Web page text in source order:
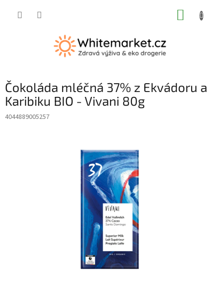
Čokoláda mléčná 37% z Ekvádoru a
Karibiku BIO - Vivani 80g
4044889005257